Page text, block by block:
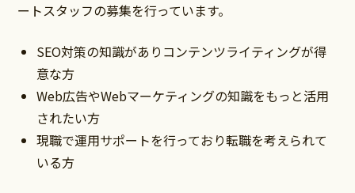
ートスタッフの募集を行っています。
SEO対策の知識がありコンテンツライティングが得
意な方
Web広告やWebマーケティングの知識をもっと活用
されたい方
現職で運用サポートを行っており転職を考えられて
いる方